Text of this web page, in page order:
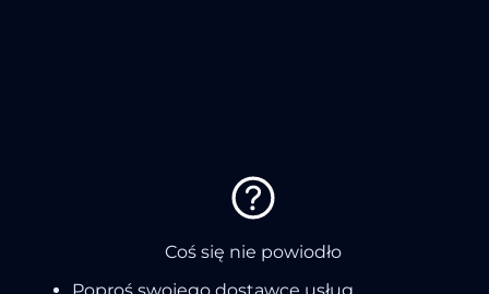
Coś się nie powiodło